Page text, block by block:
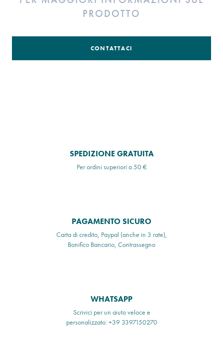
PRODOTTO
CONTATTACI
SPEDIZIONE GRATUITA
Per ordini superiori a 50 €
PAGAMENTO SICURO
Carta di credito, Paypal (anche in 3 rate),
Bonifico Bancario, Contrassegno
WHATSAPP
Scrivici per un aiuto veloce e
personalizzato: +39 3397150270